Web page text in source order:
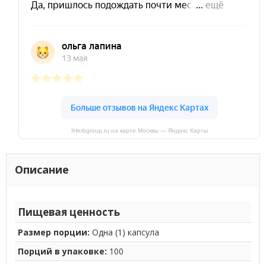
IHerbgroup.ru на карте Москвы — Яндекс Карты
Описание
Пищевая ценность
Размер порции: Одна (1) капсула
Порций в упаковке: 100